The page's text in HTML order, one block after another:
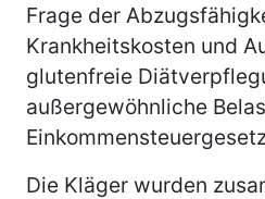
Frage der
Krankheitskosten und
glutenfreie
außergewöhnliche
Die Kläger wurden